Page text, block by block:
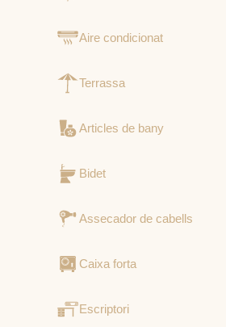
Aire condicionat
Terrassa
Articles de bany
Bidet
Assecador de cabells
Caixa forta
Escriptori